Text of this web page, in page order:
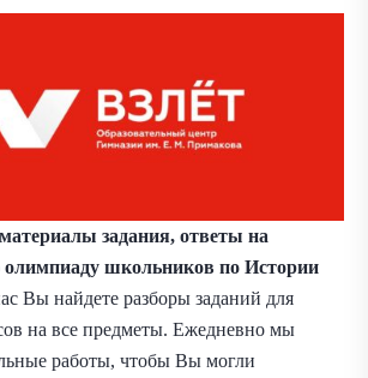
задания, ответы на
школьников по Истории
Вы найдете разборы заданий для
на все предметы. Ежедневно мы
работы, чтобы Вы могли